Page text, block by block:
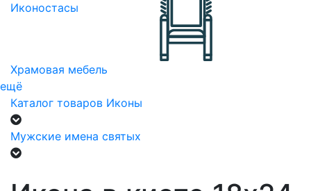
Иконостасы
Храмовая мебель
ещё
Каталог товаров Иконы
Мужские имена святых